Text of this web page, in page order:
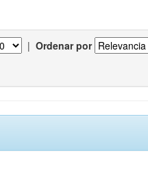
| Ordenar por